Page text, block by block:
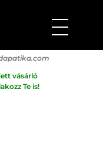
vásárló
Te is!